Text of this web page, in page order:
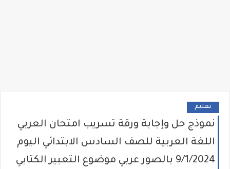
تعليم
نموذج حل وإجابة ورقة تسريب امتحان العربي
اللغة العربية للصف السادس الابتدائي اليوم
9/1/2024 بالصور عربي موضوع التعبير الكتابي